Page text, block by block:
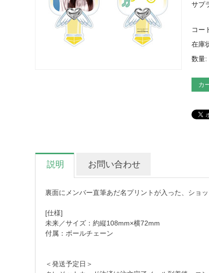
サプ
コー
在庫
数量:
カ
説明 お問い合わせ
裏面にメンバー直筆あだ名プリントが入った、ショ
[仕様]
未来／サイズ：約縦108mm×横72mm
付属：ボールチェーン
＜発送予定日＞